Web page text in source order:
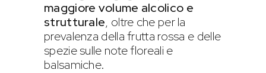
maggiore volume alcolico e
strutturale, oltre che per la
prevalenza della frutta rossa e delle
spezie sulle note floreali e
balsamiche.